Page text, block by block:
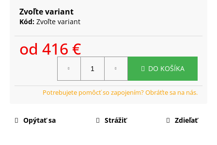
Zvoľte variant
Kód: Zvoľte variant
od 416 €
DO KOŠÍKA
Opýtať sa Strážiť Zdieľať